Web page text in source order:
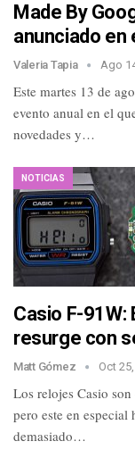
Made By
anunciado en
Valeria Tapia Ago
Este martes 13 de
evento anual en el
novedades y…
NOTICIAS
Casio F-
resurge con
Matt Gómez Oct
Los relojes Casio
pero este en
demasiado…